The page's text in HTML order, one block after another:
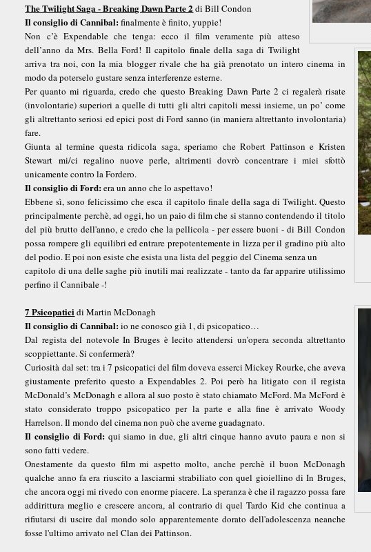
The Twilight Saga - Breaking Dawn Parte 2 di Bill Condon
Il consiglio di Cannibal:finalmente è finito, yuppie!
Non c’è Expendable che tenga: ecco il film veramente più atteso
dell’anno da Mrs. Bella Ford! Il capitolo finale della saga di Twilight
arriva tra noi, con la mia blogger rivale che ha già prenotato un intero cinema in
modo da poterselo gustare senza interferenze esterne.
Per quanto mi riguarda, credo che questo Breaking Dawn Parte 2 ci regalerà risate
(involontarie) superiori a quelle di tutti gli altri capitoli messi insieme, un po’ come
gli altrettanto seriosi ed epici post di Ford sanno (in maniera altrettanto involontaria)
fare.
Giunta al termine questa ridicola saga, speriamo che Robert Pattinson e Kristen
Stewart mi/ci regalino nuove perle, altrimenti dovrò concentrare i miei sfottò
unicamente contro la Fordero.
Il consiglio di Ford:era un anno che lo aspettavo!
Ebbene sì, sono felicissimo che esca il capitolo finale della saga di Twilight. Questo
principalmente perchè, ad oggi, ho un paio di film che si stanno contendendo il titolo
del più brutto dell'anno, e credo che la pellicola - per essere buoni - di Bill Condon
possa rompere gli equilibri ed entrare prepotentemente in lizza per il gradino più alto
del podio. E poi non esiste che esista una lista del peggio del Cinema senza un
capitolo di una delle saghe più inutili mai realizzate - tanto da far apparire utilissimo
perfino il Cannibale -!
7 Psicopatici di Martin McDonagh
Il consiglio di Cannibal:io ne conosco già 1, di psicopatico…
Dal regista del notevole In Bruges è lecito attendersi un’opera seconda altrettanto
scoppiettante. Si confermerà?
Curiosità dal set: tra i 7 psicopatici del film doveva esserci Mickey Rourke, che aveva
giustamente preferito questo a Expendables 2. Poi però ha litigato con il regista
McDonald’s McDonagh e allora al suo posto è stato chiamato McFord. Ma McFord è
stato considerato troppo psicopatico per la parte e alla fine è arrivato Woody
Harrelson. Il mondo del cinema non può che averne guadagnato.
Il consiglio di Ford: qui siamo in due, gli altri cinque hanno avuto paura e non si
sono fatti vedere.
Onestamente da questo film mi aspetto molto, anche perchè il buon McDonagh
qualche anno fa era riuscito a lasciarmi strabiliato con quel gioiellino di In Bruges,
che ancora oggi mi rivedo con enorme piacere. La speranza è che il ragazzo possa fare
addirittura meglio e crescere ancora, al contrario di quel Tardo Kid che continua a
rifiutarsi di uscire dal mondo solo apparentemente dorato dell'adolescenza neanche
fosse l'ultimo arrivato nel Clan dei Pattinson.